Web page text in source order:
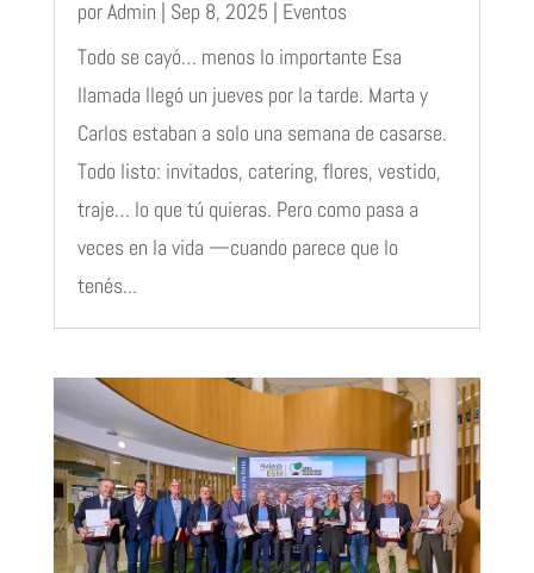
porAdmin | Sep 8, 2025 | Eventos
Todo se cayó… menos lo importante Esa
llamada llegó un jueves por la tarde. Marta y
Carlos estaban a solo una semana de casarse.
Todo listo: invitados, catering, flores, vestido,
traje… lo que tú quieras. Pero como pasa a
veces en la vida —cuando parece que lo
tenés...